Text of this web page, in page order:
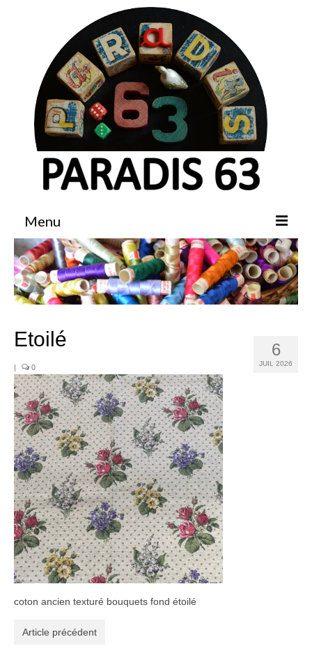
Menu
Accueil
Boutique
Déco
Mobilier
Vaisselle ancienne
Jouets anciens
Tissus
Patchwork
Mercerie
Dressing
Linge ancien
Ephemera
Créations
6
JUIL 2026
Etoilé
| 0
coton ancien texturé bouquets fond étoilé
Article précédent